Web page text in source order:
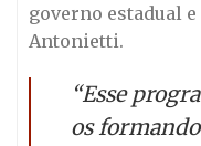
governo estadual
Antonietti.
“Esse
os